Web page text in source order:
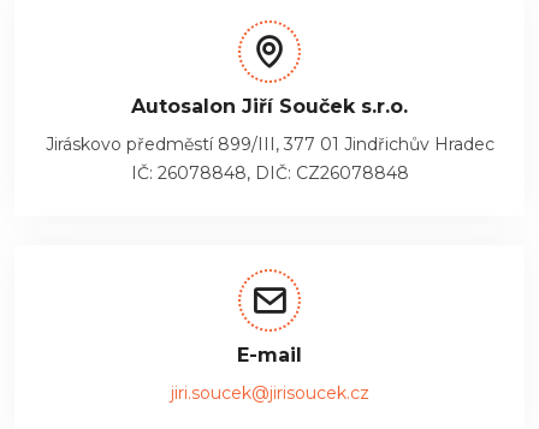
Autosalon Jiří Souček s.r.o.
Jiráskovo předměstí 899/III, 377 01 Jindřichův Hradec
IČ: 26078848, DIČ: CZ26078848
E-mail
jiri.soucek@jirisoucek.cz